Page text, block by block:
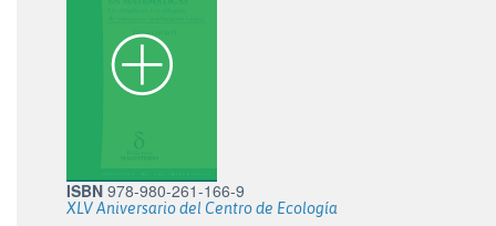
ISBN 978-980-261-166-9
XLV Aniversario del Centro de Ecología